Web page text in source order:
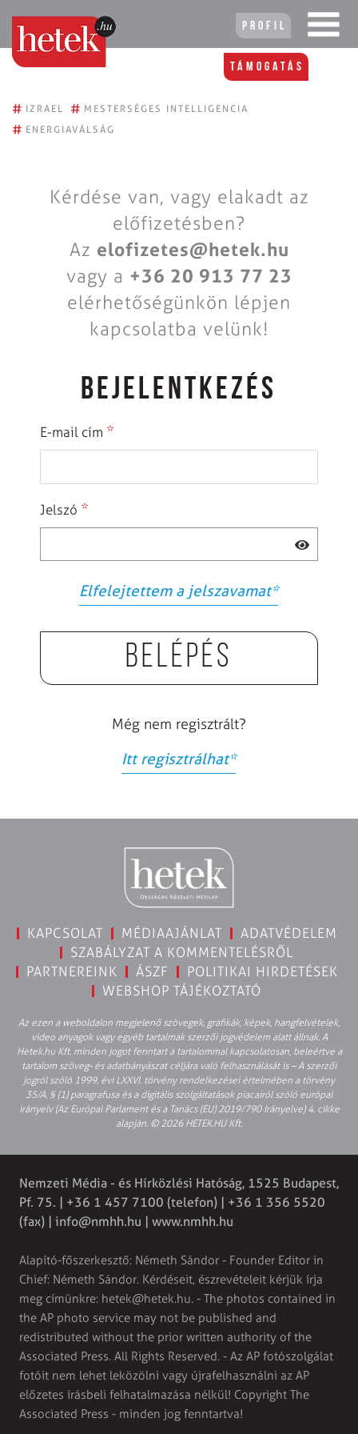
Profil
Támogatás
# IZRAEL # MESTERSÉGES INTELLIGENCIA
# ENERGIAVÁLSÁG
Kérdése van, vagy elakadt az
előfizetésben?
Az elofizetes@hetek.hu
vagy a +36 20 913 77 23
elérhetőségünkön lépjen
kapcsolatba velünk!
BEJELENTKEZÉS
E-mail cím *
Jelszó *
Elfelejtettem a jelszavamat*
Belépés
Még nem regisztrált?
Itt regisztrálhat*
KAPCSOLAT MÉDIAAJÁNLAT
ADATVÉDELEM
SZABÁLYZAT A KOMMENTELÉSRŐL
PARTNEREINK
ÁSZF
POLITIKAI HIRDETÉSEK
WEBSHOP TÁJÉKOZTATÓ
Az ezen a weboldalon megjelenő szövegek, grafikák, képek, hangfelvételek,
video anyagok vagy egyéb tartalmak szerzői jogvédelem alatt állnak. A
Hetek.hu Kft. minden jogot fenntart a tartalommal kapcsolatosan, beleértve a
tartalom szöveg- és adatbányászat céljára való felhasználását is – A szerzői
jogról szóló 1999. évi LXXVI. törvény rendelkezései értelmében a törvény
35/A. § (1) paragrafusa és a digitális szolgáltatások piacairól szóló európai
irányelv (Az Európai Parlament és a Tanács (EU) 2019/790 Irányelve) 4. cikke
alapján. © 2026 HETEK.HU Kft.
Nemzeti Média - és Hírközlési Hatóság, 1525 Budapest,
Pf. 75. | +36 1 457 7100 (telefon) | +36 1 356 5520
(fax) | info@nmhh.hu | www.nmhh.hu
Alapító-főszerkesztő: Németh Sándor - Founder Editor in
Chief: Németh Sándor. Kérdéseit, észrevételeit kérjük írja
meg címünkre: hetek@hetek.hu. - The photos contained in
the AP photo service may not be published and
redistributed without the prior written authority of the
Associated Press. All Rights Reserved. - Az AP fotószolgálat
fotóit nem lehet leközölni vagy újrafelhasználni az AP
előzetes írásbeli felhatalmazása nélkül! Copyright The
Associated Press - minden jog fenntartva!